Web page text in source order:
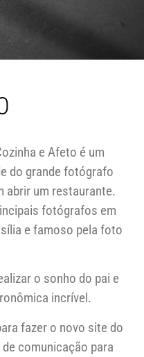
e Afeto é um
do grande fotógrafo
abrir um restaurante.
fotógrafos em
e famoso pela foto
o sonho do pai e
incrível.
fazer o novo site do
comunicação para